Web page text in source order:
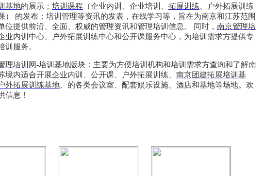
基地的展示； 培训课程 （企业内训、企业培训、 拓展训练 、户外拓展训练
） 的发布；培训管理等资讯的发表，在线学习等，旨在为南京和江苏范围
位提供前沿、全面、权威的管理资讯和管理培训信息。 同时， 南京管理培
业内训中心、户外拓展训练中心和公开课服务中心，为培训需求方提供专
训服务。
理培训网-培训基地版块：主要为方便培训机构和培训需求方查询和了解南
境内适合开展企业内训、公开课、户外拓展训练、 南京团建拓展培训基
外拓展训练基地 、的各类会议室、配套娱乐设施、酒店和基地等场地。欢
信息！